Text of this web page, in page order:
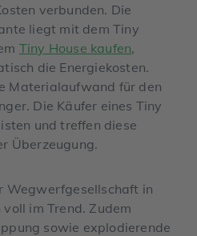
verbunden. Die
liegt mit dem Tiny
Tiny House kaufen,
die Energiekosten.
Materialaufwand für den
Die Käufer eines Tiny
und treffen diese
Überzeugung.
Wegwerfgesellschaft in
im Trend. Zudem
sowie explodierende